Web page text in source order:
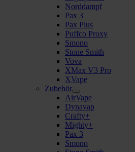
Norddampf
Pax 3
Pax Plus
Puffco Proxy
Smono
Stone Smith
Vova
XMax V3 Pro
XVape
Zubehör
AirVape
Dynavap
Crafty+
Mighty+
Pax 3
Smono